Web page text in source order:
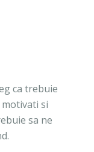
ca trebuie
si
sa ne